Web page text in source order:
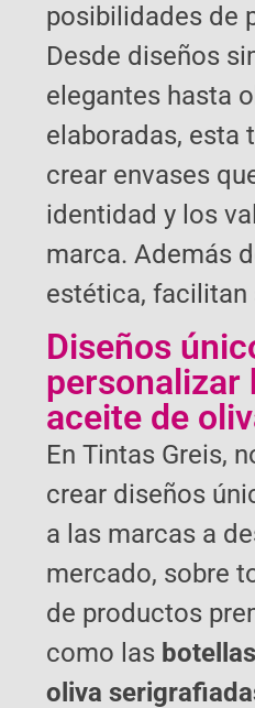
posibilidades de
Desde diseños
elegantes hasta
elaboradas, esta
crear envases
identidad y los
marca. Además
estética, facilitan
Diseños
personalizar
aceite de
En Tintas Greis,
crear diseños
a las marcas a
mercado, sobre
de productos
como las
oliva